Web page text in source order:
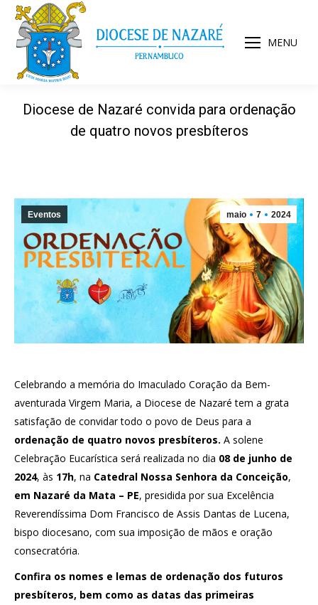
MENU
Diocese de Nazaré convida para ordenação
de quatro novos presbíteros
maio 7 2024
Eventos
Celebrando a memória do Imaculado Coração da Bem-
aventurada Virgem Maria, a Diocese de Nazaré tem a grata
satisfação de convidar todo o povo de Deus para a
ordenação de quatro novos presbíteros. A solene
Celebração Eucarística será realizada no dia 08 de junho de
2024, às 17h, na Catedral Nossa Senhora da Conceição,
em Nazaré da Mata – PE, presidida por sua Excelência
Reverendíssima Dom Francisco de Assis Dantas de Lucena,
bispo diocesano, com sua imposição de mãos e oração
consecratória.
Confira os nomes e lemas de ordenação dos futuros
presbíteros, bem como as datas das primeiras